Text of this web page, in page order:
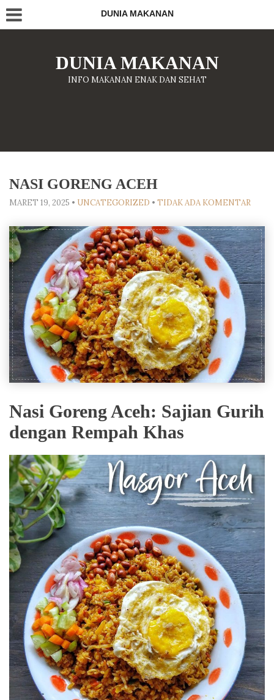
DUNIA MAKANAN
DUNIA MAKANAN
INFO MAKANAN ENAK DAN SEHAT
NASI GORENG ACEH
MARET 19, 2025 • UNCATEGORIZED • TIDAK ADA KOMENTAR
Nasi Goreng Aceh: Sajian Gurih
dengan Rempah Khas